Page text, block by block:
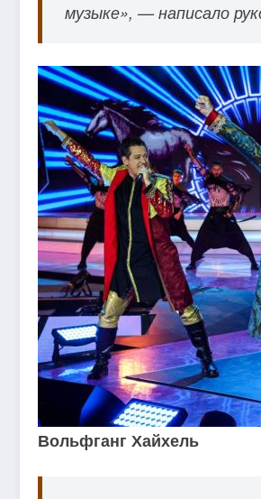
музыке», — написало
Вольфганг Хайхель